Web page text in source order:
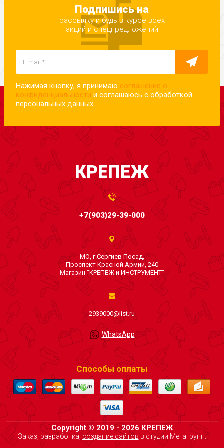
Подпишись на
рассылку и будь в курсе всех
акций и спецпредложений
Нажимая кнопку, я принимаю соглашение о
конфиденциальности и соглашаюсь с обработкой
персональных данных.
КРЕПЕЖ
+7(903)29-39-000
МО, г.Сергиев Посад,
Проспект Красной Армии, 240
Магазин "КРЕПЕЖ и ИНСТРУМЕНТ"
2939000@list.ru
WhatsApp
Способы оплаты
Copyright © 2019 - 2026 КРЕПЕЖ
Заказ, разработка,создание сайтов в студии Мегагрупп.